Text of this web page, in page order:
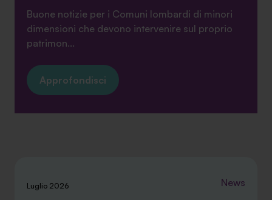
Buone notizie per i Comuni lombardi di minori
dimensioni che devono intervenire sul proprio
patrimon...
Approfondisci
Luglio 2026 News